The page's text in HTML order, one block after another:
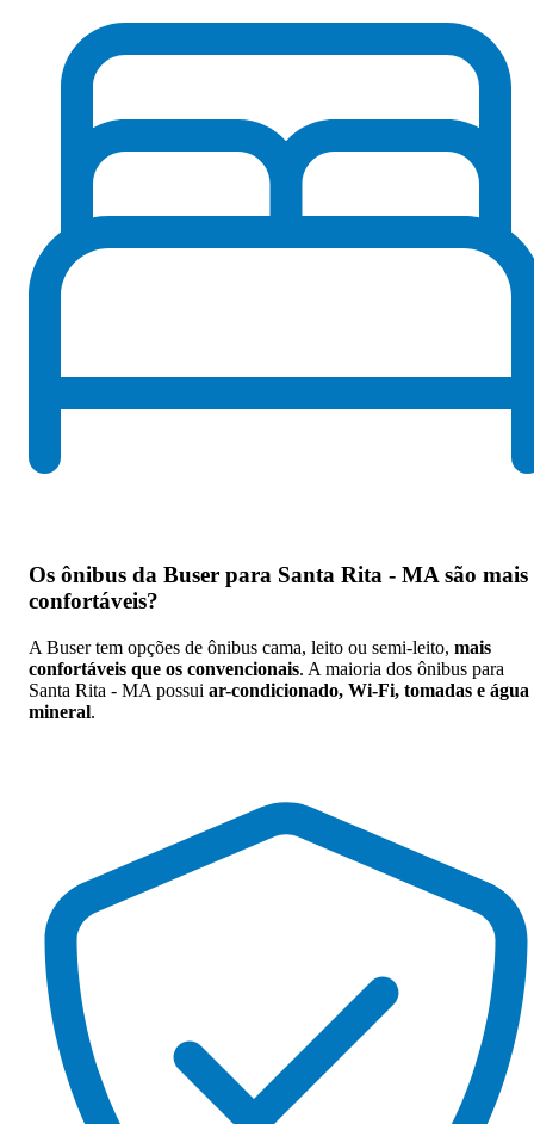
Os ônibus da Buser para Santa Rita - MA são mais
confortáveis?
A Buser tem opções de ônibus cama, leito ou semi-leito, mais
confortáveis que os convencionais. A maioria dos ônibus para
Santa Rita - MA possui ar-condicionado, Wi-Fi, tomadas e água
mineral.